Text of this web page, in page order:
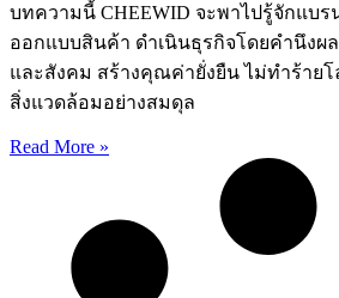
บทความนี้ CHEEWID จะพาไปรู้จักแบ
ออกแบบสินค้า ดำเนินธุรกิจโดยคำนึงผ
และสังคม สร้างคุณค่ายั่งยืน ไม่ทำร้ายโ
สิ่งแวดล้อมอย่างสมดุล
Read More »